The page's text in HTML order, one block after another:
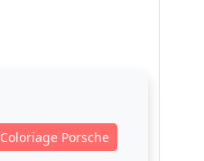
Coloriage Porsche